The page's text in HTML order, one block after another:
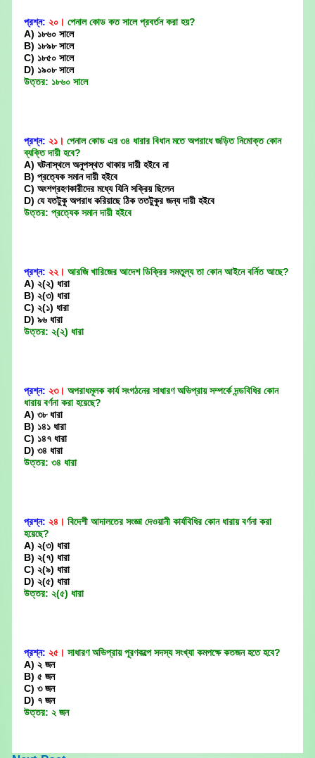
প্রশ্ন: ২০। পেনাল কোড কত সালে প্রবর্তন করা হয়?
A) ১৮৬০ সালে
B) ১৮৯৮ সালে
C) ১৮৫০ সালে
D) ১৯০৮ সালে
উত্তর: ১৮৬০ সালে
প্রশ্ন: ২১। পেনাল কোড এর ৩৪ ধারার বিধান মতে অপরাধে জড়িত নিমোক্ত কোন
ব্যক্তি দায়ী হবে?
A) ঘটনাস্থলে অনুপস্থত থাকায় দায়ী হইবে না
B) প্রত্যেক সমান দায়ী হইবে
C) অংশগ্রহণকারীদের মধ্যে যিনি সক্রিয় ছিলেন
D) যে যতটুকু অপরাধ করিয়াছে ঠিক ততটুকুর জন্য দায়ী হইবে
উত্তর: প্রত্যেক সমান দায়ী হইবে
প্রশ্ন: ২২। আরজি খারিজের আদেশ ডিক্রির সমতুল্য তা কোন আইনে বর্নিত আছে?
A) ২(২) ধারা
B) ২(৩) ধারা
C) ২(১) ধারা
D) ৯৬ ধারা
উত্তর: ২(২) ধারা
প্রশ্ন: ২৩। অপরাধমূলক কার্য সংগঠনের সাধারণ অভিপ্রায় সম্পর্কে দন্ডবিধির কোন
ধারায় বর্ণনা করা হয়েছে?
A) ৩৮ ধারা
B) ১৪১ ধারা
C) ১৪৭ ধারা
D) ৩৪ ধারা
উত্তর: ৩৪ ধারা
প্রশ্ন: ২৪। বিদেশী আদালতের সংজ্ঞা দেওয়ানী কার্যবিধির কোন ধারায় বর্ণনা করা
হয়েছে?
A) ২(৩) ধারা
B) ২(৭) ধারা
C) ২(৯) ধারা
D) ২(৫) ধারা
উত্তর: ২(৫) ধারা
প্রশ্ন: ২৫। সাধারণ অভিপ্রায় পূরণকল্পে সদস্য সংখ্যা কমপক্ষে কতজন হতে হবে?
A) ২ জন
B) ৫ জন
C) ৩ জন
D) ৭ জন
উত্তর: ২ জন